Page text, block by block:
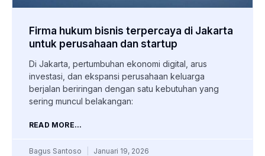
Firma hukum bisnis terpercaya di Jakarta
untuk perusahaan dan startup
Di Jakarta, pertumbuhan ekonomi digital, arus
investasi, dan ekspansi perusahaan keluarga
berjalan beriringan dengan satu kebutuhan yang
sering muncul belakangan:
READ MORE...
Bagus Santoso Januari 19, 2026